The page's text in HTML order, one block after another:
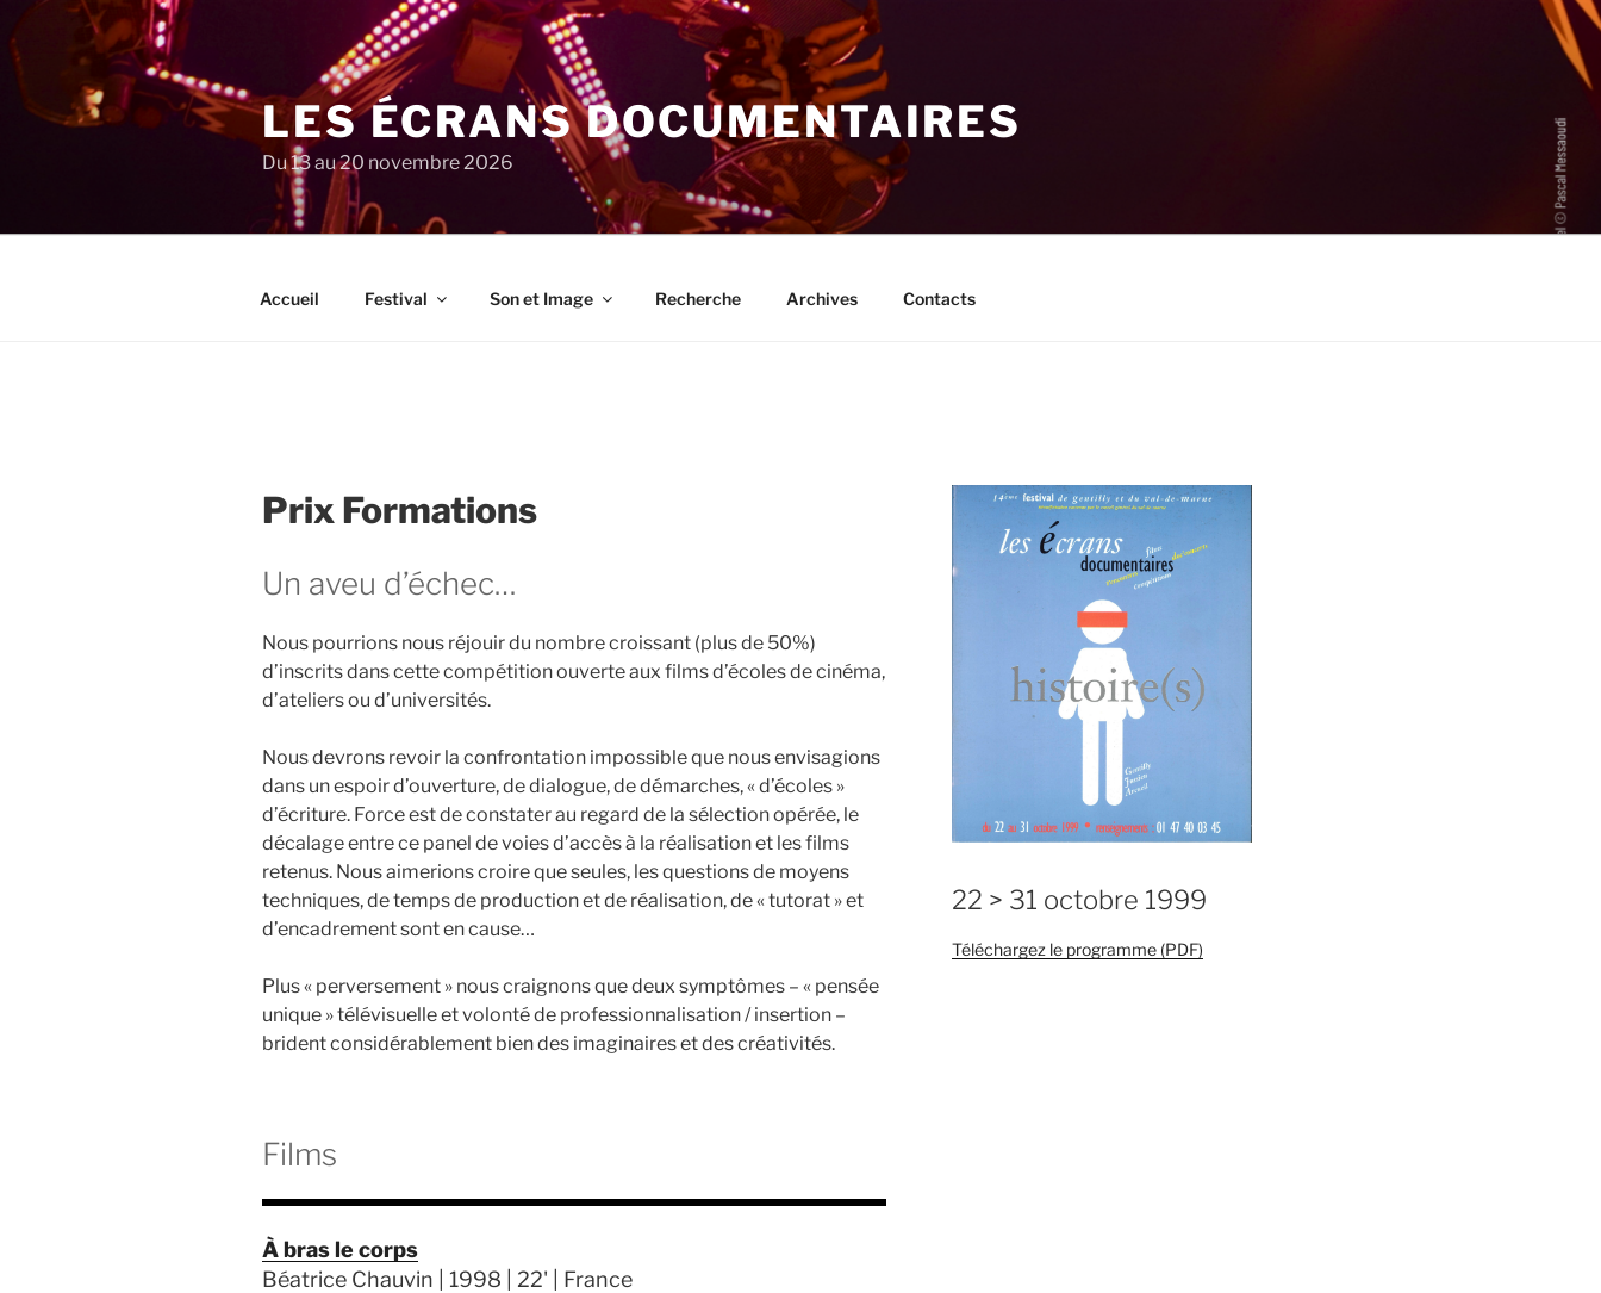
au
contenu
principal
LES ÉCRANS DOCUMENTAIRES
Du 13 au 20 novembre 2026
Accueil Festival Son et Image Recherche Archives Contacts
Prix Formations
Un aveu d’échec…
Nous pourrions nous réjouir du nombre croissant (plus de 50%)
d’inscrits dans cette compétition ouverte aux films d’écoles de cinéma,
d’ateliers ou d’universités.
Nous devrons revoir la confrontation impossible que nous envisagions
dans un espoir d’ouverture, de dialogue, de démarches, « d’écoles »
d’écriture. Force est de constater au regard de la sélection opérée, le
décalage entre ce panel de voies d’accès à la réalisation et les films
retenus. Nous aimerions croire que seules, les questions de moyens
techniques, de temps de production et de réalisation, de « tutorat » et
d’encadrement sont en cause…
Plus « perversement » nous craignons que deux symptômes – « pensée
unique » télévisuelle et volonté de professionnalisation / insertion –
brident considérablement bien des imaginaires et des créativités.
Films
À bras le corps
Béatrice Chauvin | 1998 | 22' | France
22 > 31 octobre 1999
Téléchargez le programme (PDF)